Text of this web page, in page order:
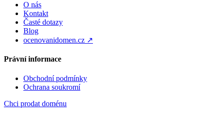
O nás
Kontakt
Časté dotazy
Blog
ocenovanidomen.cz ↗
Právní informace
Obchodní podmínky
Ochrana soukromí
Chci prodat doménu